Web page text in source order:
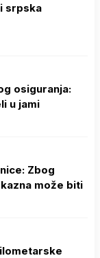
srpska
osiguranja:
u jami
Zbog
može biti